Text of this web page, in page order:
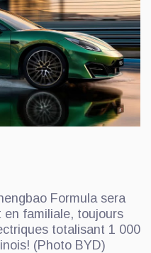
Formula sera
en familiale, toujours
totalisant 1 000
(Photo BYD)